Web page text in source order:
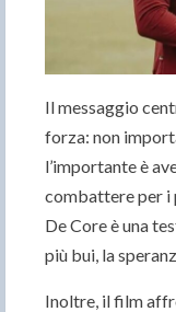
Il messaggio
forza: non
l’importante è
combattere per i
De Core è una
più bui, la
Inoltre, il film